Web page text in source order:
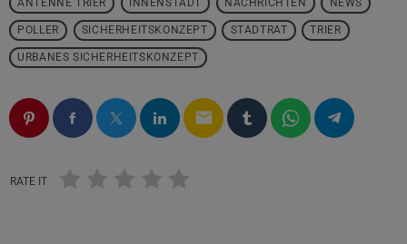
ANTENNE TRIER INNENSTADT NACHRICHTEN NEWS
POLLER SICHERHEITSKONZEPT STADTRAT TRIER
URBANES SICHERHEITSKONZEPT
email
RATE IT